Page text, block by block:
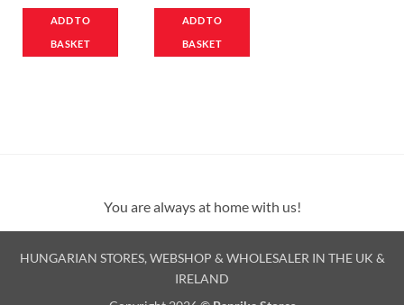
ADD TO
BASKET
ADD TO
BASKET
You are always at home with us!
HUNGARIAN STORES, WEBSHOP & WHOLESALER IN THE UK &
IRELAND